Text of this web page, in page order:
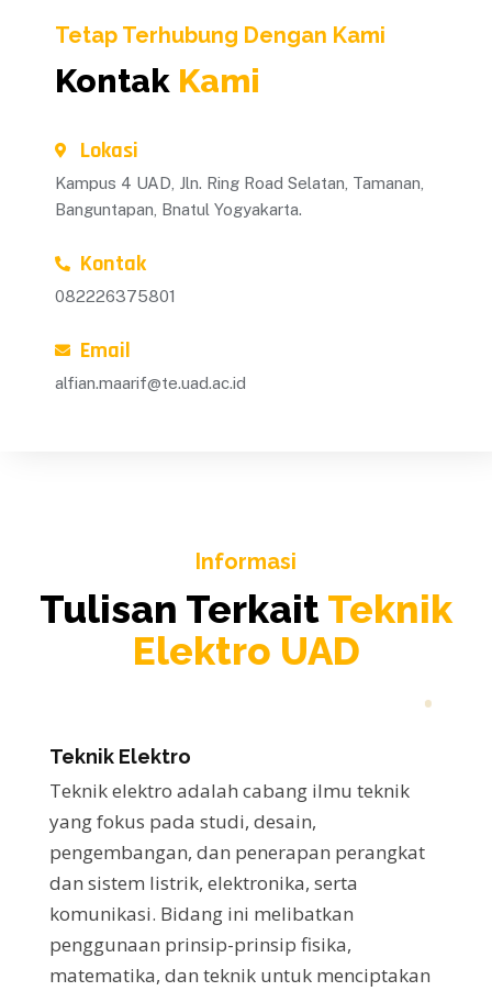
Tetap Terhubung Dengan Kami
Kontak Kami
Lokasi
Kampus 4 UAD, Jln. Ring Road Selatan, Tamanan,
Banguntapan, Bnatul Yogyakarta.
Kontak
082226375801
Email
alfian.maarif@te.uad.ac.id
Informasi
Tulisan TerkaitTeknik
Elektro UAD
Teknik Elektro
Teknik elektro adalah cabang ilmu teknik
yang fokus pada studi, desain,
pengembangan, dan penerapan perangkat
dan sistem listrik, elektronika, serta
komunikasi. Bidang ini melibatkan
penggunaan prinsip-prinsip fisika,
matematika, dan teknik untuk menciptakan